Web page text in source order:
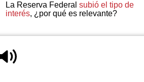
La Reserva Federal subió el tipo de
interés, ¿por qué es relevante?